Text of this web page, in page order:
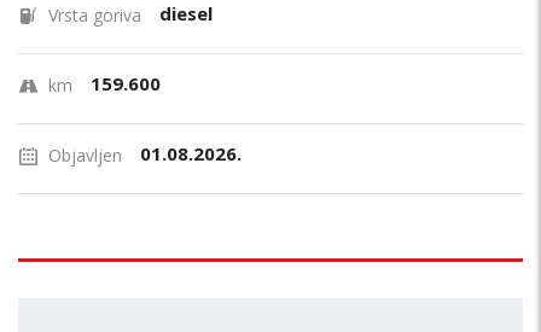
Vrsta goriva diesel
km 159.600
Objavljen 01.08.2026.